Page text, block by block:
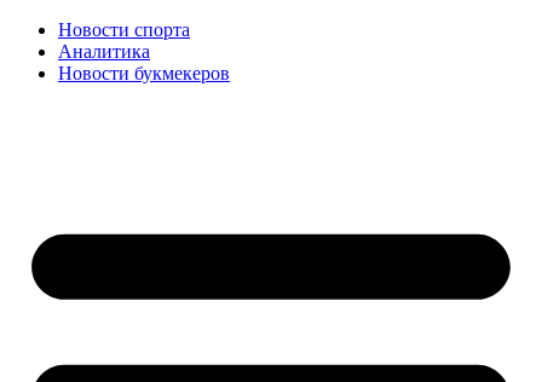
Новости спорта
Аналитика
Новости букмекеров